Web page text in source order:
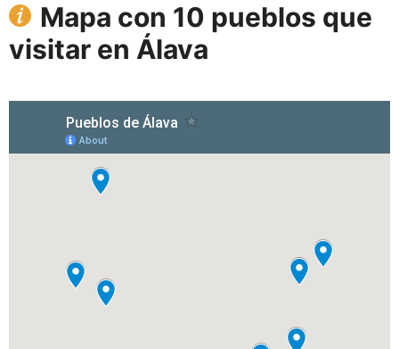
Mapa con 10 pueblos que
visitar en Álava